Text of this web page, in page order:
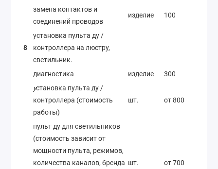
замена контактов и
соединений проводов
изделие 100
8
установка пульта ду /
контроллера на люстру,
светильник.
диагностика
изделие
300
установка пульта ду /
контроллера (стоимость
работы)
шт. от 800
пульт ду для светильников
(стоимость зависит от
мощности пульта, режимов,
количества каналов, бренда шт. от 700